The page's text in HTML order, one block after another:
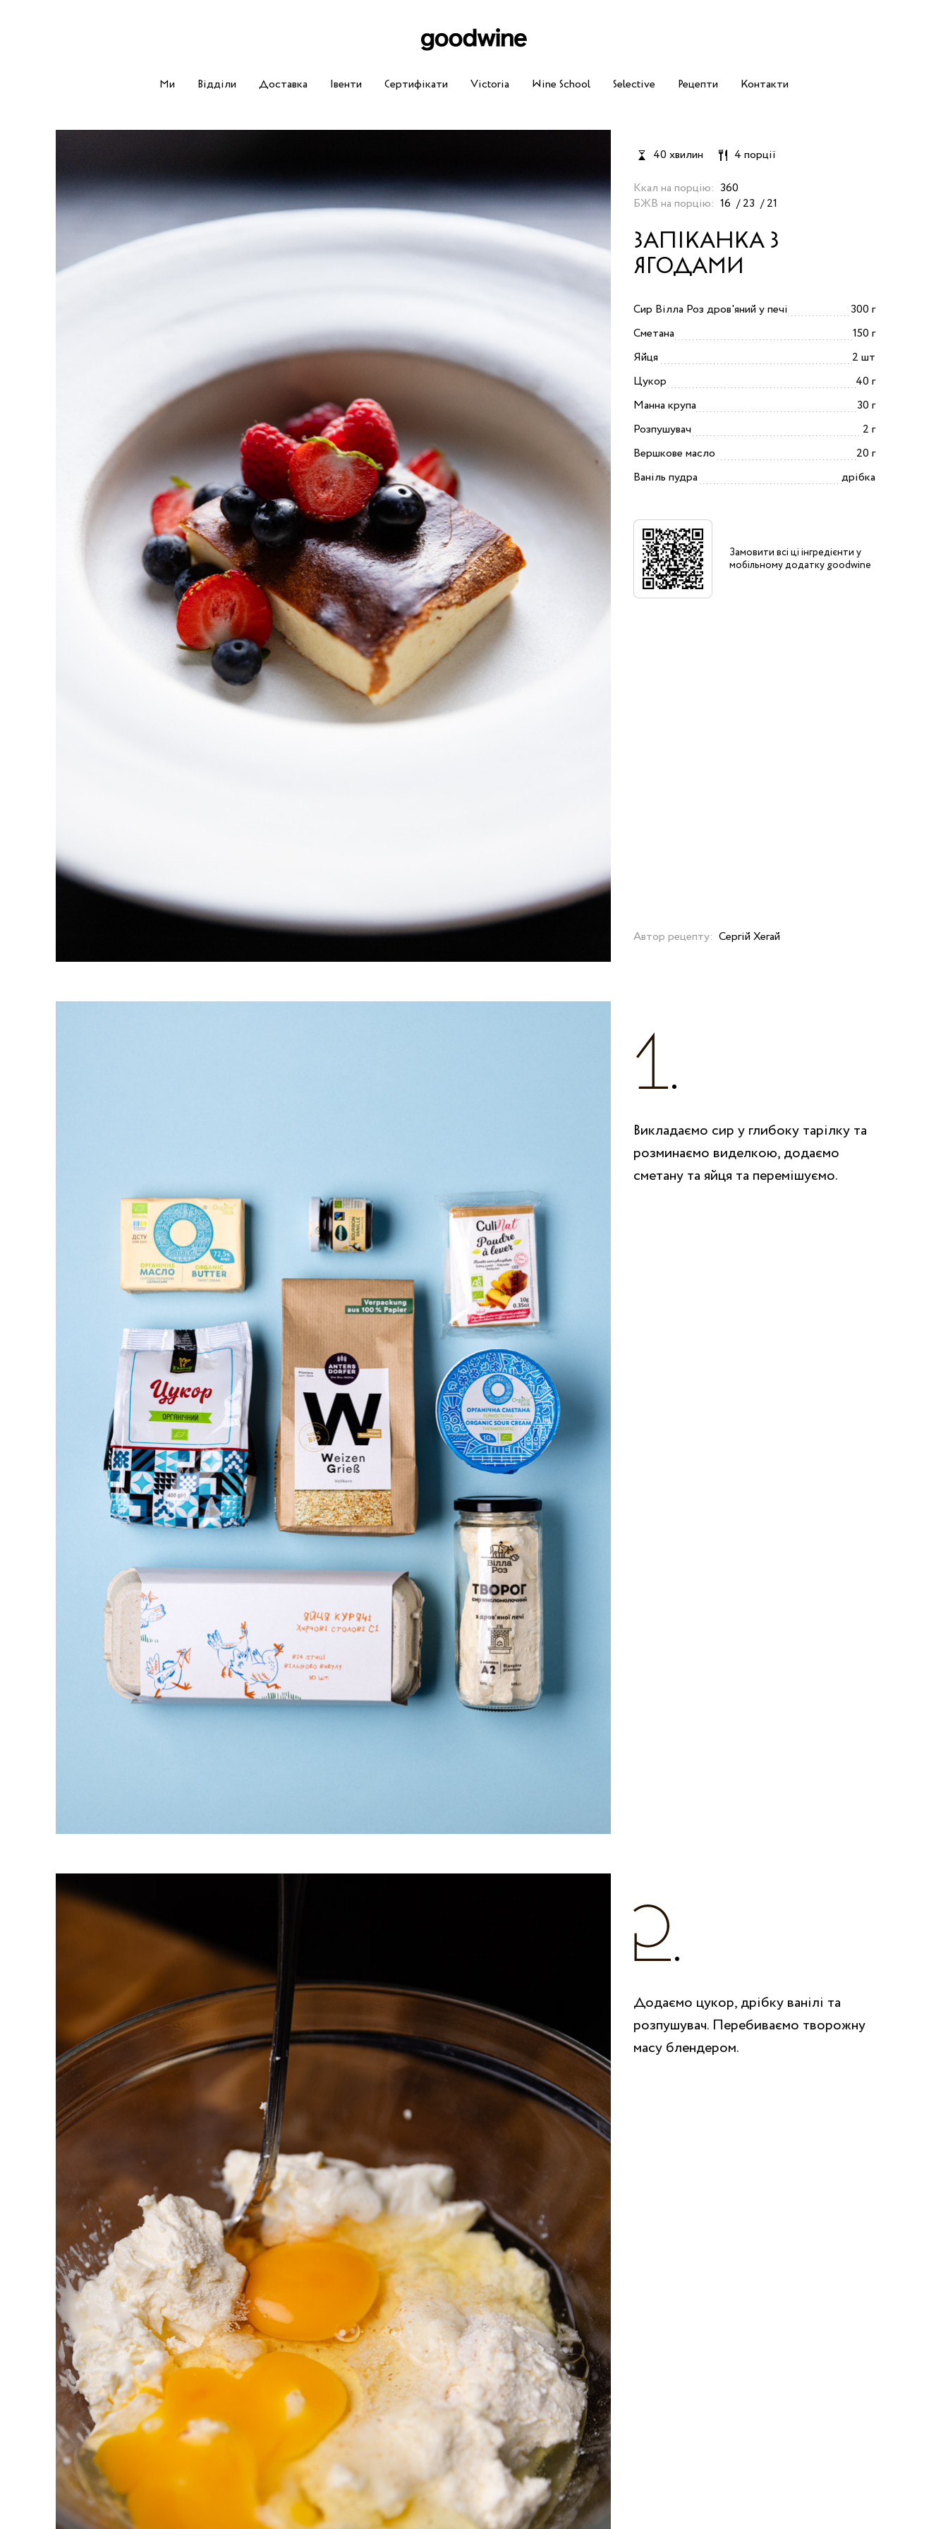
Ми Відділи Доставка Івенти Сертифікати Victoria Wine School Selective Рецепти Контакти
40 хвилин 4 порції
Ккал на порцію: 360
БЖВ на порцію: 16 23 21
ЗАПІКАНКА З
ЯГОДАМИ
Сир Вілла Роз дров'яний у печі
300 г
Сметана
150 г
Яйця
2 шт
Цукор
40 г
Манна крупа
30 г
Розпушувач
2 г
Вершкове масло
20 г
Ваніль пудра
дрібка
Замовити всі ці інгредієнти у
мобільному додатку goodwine
Автор рецепту: Сергій Хегай
Викладаємо сир у глибоку тарілку та
розминаємо виделкою, додаємо
сметану та яйця та перемішуємо.
Додаємо цукор, дрібку ванілі та
розпушувач. Перебиваємо творожну
масу блендером.